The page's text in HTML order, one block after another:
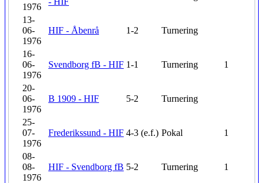
1976
13-
06-
1976
HIF - Åbenrå 1-2 Turnering
16-
06-
1976
Svendborg fB - HIF 1-1 Turnering 1
20-
06-
1976
B 1909 - HIF 5-2 Turnering
25-
07-
1976
Frederikssund - HIF 4-3 (e.f.) Pokal 1
08-
08-
1976
HIF - Svendborg fB 5-2 Turnering 1